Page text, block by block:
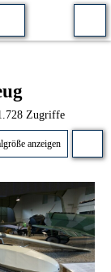
Zugriffe
anzeigen